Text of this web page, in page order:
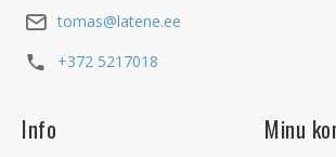
tomas@latene.ee
+372 5217018
Info Minu